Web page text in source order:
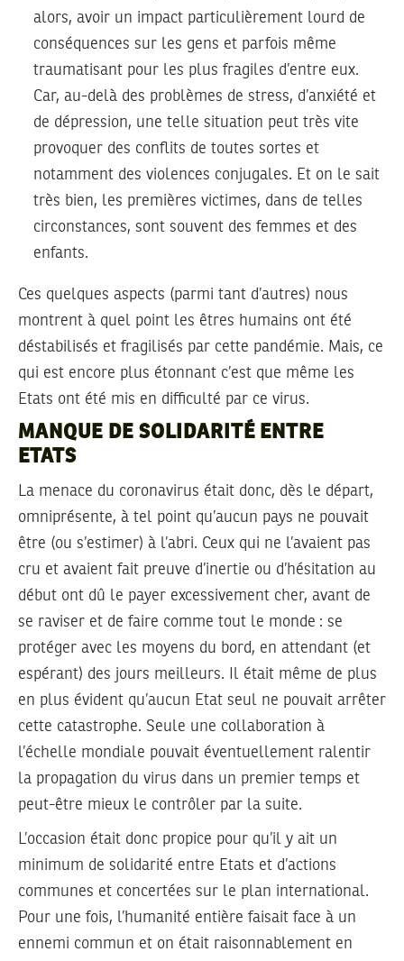
alors, avoir un impact particulièrement lourd de
conséquences sur les gens et parfois même
traumatisant pour les plus fragiles d’entre eux.
Car, au-delà des problèmes de stress, d’anxiété et
de dépression, une telle situation peut très vite
provoquer des conflits de toutes sortes et
notamment des violences conjugales. Et on le sait
très bien, les premières victimes, dans de telles
circonstances, sont souvent des femmes et des
enfants.
Ces quelques aspects (parmi tant d’autres) nous
montrent à quel point les êtres humains ont été
déstabilisés et fragilisés par cette pandémie. Mais, ce
qui est encore plus étonnant c’est que même les
Etats ont été mis en difficulté par ce virus.
MANQUE DE SOLIDARITÉ ENTRE
ETATS
La menace du coronavirus était donc, dès le départ,
omniprésente, à tel point qu’aucun pays ne pouvait
être (ou s’estimer) à l’abri. Ceux qui ne l’avaient pas
cru et avaient fait preuve d’inertie ou d’hésitation au
début ont dû le payer excessivement cher, avant de
se raviser et de faire comme tout le monde : se
protéger avec les moyens du bord, en attendant (et
espérant) des jours meilleurs. Il était même de plus
en plus évident qu’aucun Etat seul ne pouvait arrêter
cette catastrophe. Seule une collaboration à
l’échelle mondiale pouvait éventuellement ralentir
la propagation du virus dans un premier temps et
peut-être mieux le contrôler par la suite.
L’occasion était donc propice pour qu’il y ait un
minimum de solidarité entre Etats et d’actions
communes et concertées sur le plan international.
Pour une fois, l’humanité entière faisait face à un
ennemi commun et on était raisonnablement en